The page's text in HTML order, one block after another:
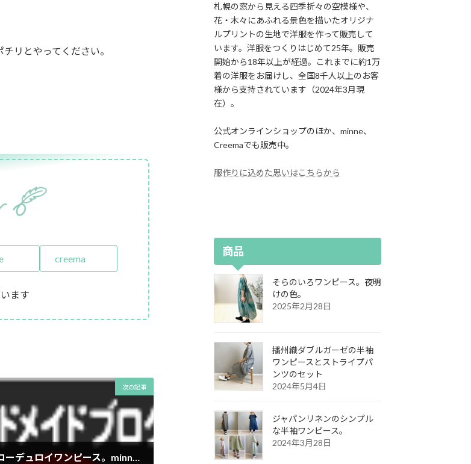
リとやってください。
creema
ます
次の記事
冬！コーデュロイワンピース。minneに出品。
札幌の窓から見える四季折々の空模様や、
花・木々にあふれる景色を描いたオリジナ
ルプリントの生地で洋服を作って販売して
います。洋服をつくりはじめて25年。販売
開始から18年以上が経過。これまでに約1万
着の洋服をお届けし、全国8千人以上のお客
様から支持されています（2024年3月現
在）。
公式オンラインショップのほか、minne、
Creemaでも販売中。
服作りに込めた思いはこちらから
商品
そらのいろワンピース。夜明
けの色。
2025年2月28日
播州織ダブルガーゼの半袖
ワンピースとストライプパ
ンツのセット
2024年5月4日
ジャパンリネンのシンプル
な半袖ワンピース。
2024年3月28日